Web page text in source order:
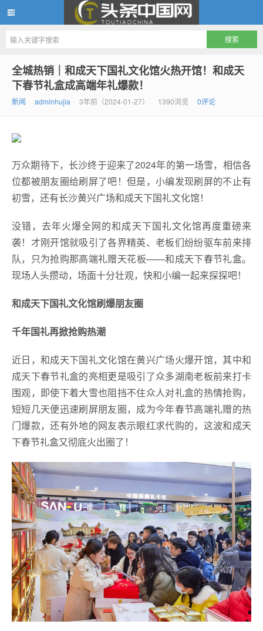
头条中国网
全城热销｜和成天下国礼文化馆火热开馆！和成天
下春节礼盒成高端年礼爆款！
新闻 adminhujia 3年前（2024-01-27） 1390浏览 0评论
万众期待下，长沙终于迎来了2024年的第一场雪，相信各
位都被朋友圈给刷屏了吧！但是，小编发现刷屏的不止有
初雪，还有长沙黄兴广场和成天下国礼文化馆！
没错，去年火爆全网的和成天下国礼文化馆再度重磅来
袭！才刚开馆就吸引了各界精英、老板们纷纷驱车前来排
队，只为抢购那高端礼赠天花板——和成天下春节礼盒。
现场人头攒动，场面十分壮观，快和小编一起来探探吧！
和成天下国礼文化馆刷爆朋友圈
千年国礼再掀抢购热潮
近日，和成天下国礼文化馆在黄兴广场火爆开馆，其中和
成天下春节礼盒的亮相更是吸引了众多湖南老板前来打卡
围观，即使下着大雪也阻挡不住众人对礼盒的热情抢购，
短短几天便迅速刷屏朋友圈，成为今年春节高端礼赠的热
门爆款，还有外地的网友表示眼红求代购的，这波和成天
下春节礼盒又彻底火出圈了！